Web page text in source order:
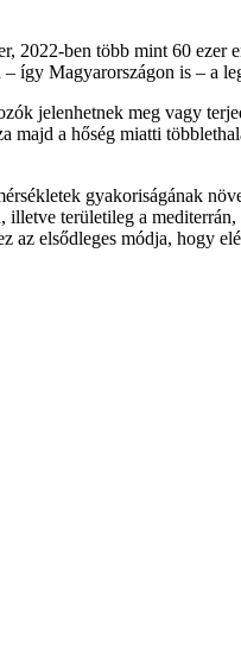
ben több mint 60 ezer
így Magyarországon is – a
jelenhetnek meg vagy
a hőség miatti
gyakoriságának
területileg a
az elsődleges módja, hogy